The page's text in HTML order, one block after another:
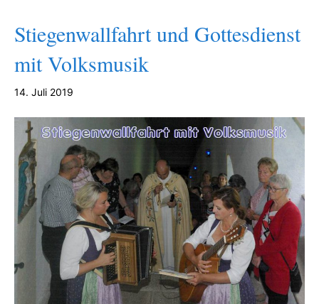
Stiegenwallfahrt und Gottesdienst
mit Volksmusik
14. Juli 2019